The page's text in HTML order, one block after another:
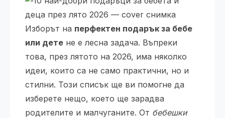
Изборът на перфектен подарък за бебе
или дете не е лесна задача. Въпреки
това, през лятото на 2026, има няколко
идеи, които са не само практични, но и
стилни. Този списък ще ви помогне да
изберете нещо, което ще зарадва
родителите и малчуганите. От бебешки